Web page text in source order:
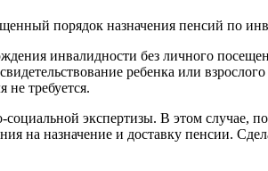
порядок назначения пенсий по
инвалидности без личного
ребенка или
не требуется.
экспертизы. В этом
на назначение и доставку пенсии.